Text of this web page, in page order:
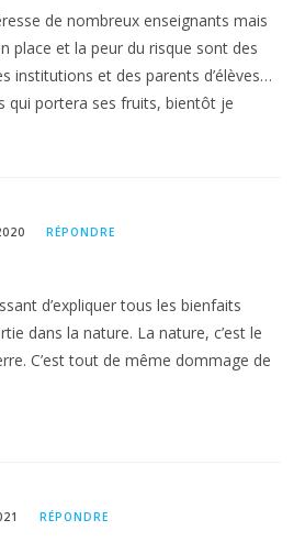
et de la place de leur
sein de ce collectif.
dehors cette année !
de
de “L’école à ciel
ainsi les
en nature en
clés pour la
plein air”
et psychique
de nombreux enseignants mais
place et la peur du risque sont des
institutions et des parents d’élèves…
qui portera ses fruits, bientôt je
RÉPONDRE
d’expliquer tous les bienfaits
dans la nature. La nature, c’est le
C’est tout de même dommage de
RÉPONDRE